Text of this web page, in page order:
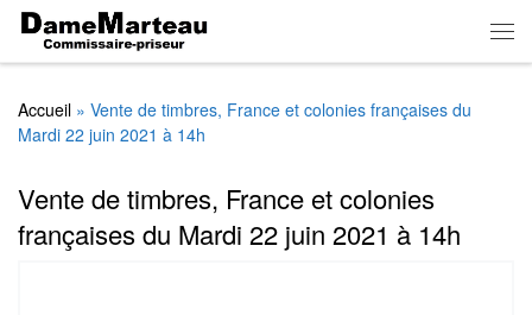
Skip to content
Accueil » Vente de timbres, France et colonies françaises du
Mardi 22 juin 2021 à 14h
Vente de timbres, France et colonies
françaises du Mardi 22 juin 2021 à 14h